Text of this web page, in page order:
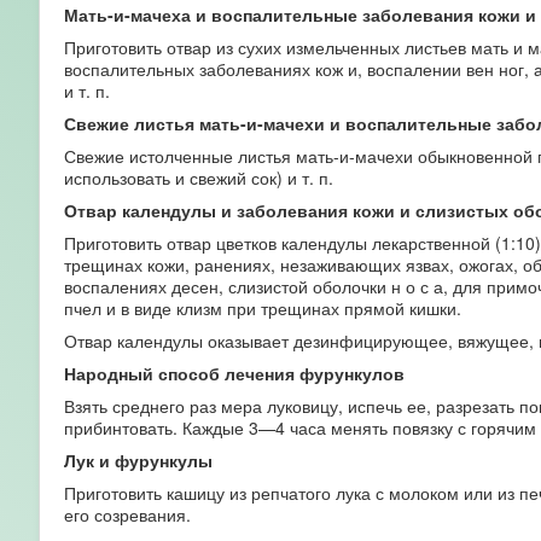
Мать-и-мачеха и воспалительные заболевания кожи
Приготовить отвар из сухих измельченных листьев мать
воспалительных заболеваниях кож и, воспалении вен
и т. п.
Свежие листья мать-и-мачехи и воспалительные
Свежие истолченные листья мать-и-мачехи
использовать и свежий сок) и т. п.
Отвар календулы и заболевания кожи и слизистых
Приготовить отвар цветков календулы лекарственной
трещинах кожи, ранениях, незаживающих язвах, ожогах,
воспалениях десен, слизистой оболочки н о с а, для
пчел и в виде клизм при трещинах прямой кишки.
Отвар календулы оказывает дезинфицирующее,
Народный способ лечения фурункулов
Взять среднего раз мера луковицу, испечь ее, разрезать
прибинтовать. Каждые 3—4 часа менять повязку с горячим
Лук и фурункулы
Приготовить кашицу из репчатого лука с молоком или из
его созревания.